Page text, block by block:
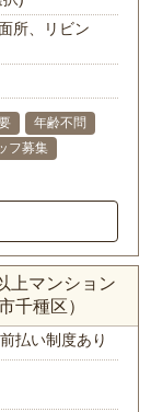
所、リビン
年齢不問
フ募集
上マンション
千種区）
払い制度あり